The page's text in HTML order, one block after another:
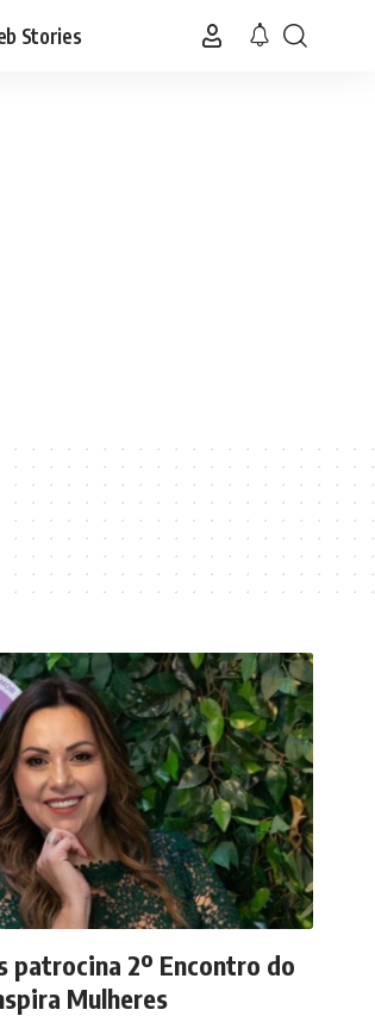
Stories
patrocina 2º Encontro do
Mulheres